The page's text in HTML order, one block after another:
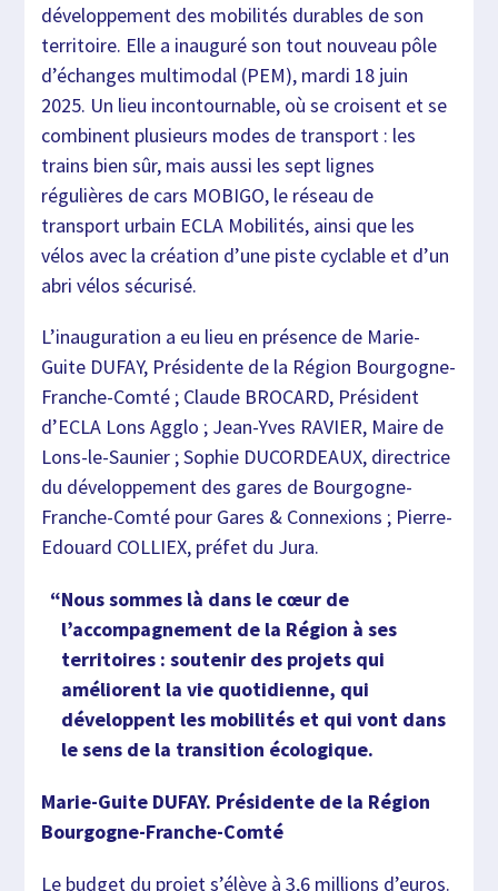
développement des mobilités durables de son
territoire. Elle a inauguré son tout nouveau pôle
d’échanges multimodal (PEM), mardi 18 juin
2025. Un lieu incontournable, où se croisent et se
combinent plusieurs modes de transport : les
trains bien sûr, mais aussi les sept lignes
régulières de cars MOBIGO, le réseau de
transport urbain ECLA Mobilités, ainsi que les
vélos avec la création d’une piste cyclable et d’un
abri vélos sécurisé.
L’inauguration a eu lieu en présence de Marie-
Guite DUFAY, Présidente de la Région Bourgogne-
Franche-Comté ; Claude BROCARD, Président
d’ECLA Lons Agglo ; Jean-Yves RAVIER, Maire de
Lons-le-Saunier ; Sophie DUCORDEAUX, directrice
du développement des gares de Bourgogne-
Franche-Comté pour Gares & Connexions ; Pierre-
Edouard COLLIEX, préfet du Jura.
Nous sommes là dans le cœur de
l’accompagnement de la Région à ses
territoires : soutenir des projets qui
améliorent la vie quotidienne, qui
développent les mobilités et qui vont dans
le sens de la transition écologique.
Marie-Guite DUFAY. Présidente de la Région
Bourgogne-Franche-Comté
Le budget du projet s’élève à 3,6 millions d’euros.